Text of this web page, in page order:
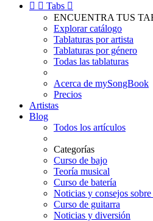
  Tabs 
ENCUENTRA TUS
Explorar catálogo
Tablaturas por artista
Tablaturas por género
Todas las tablaturas
Acerca de mySongBook
Precios
Artistas
Blog
Todos los artículos
Categorías
Curso de bajo
Teoría musical
Curso de batería
Noticias y consejos
Curso de guitarra
Noticias y diversión